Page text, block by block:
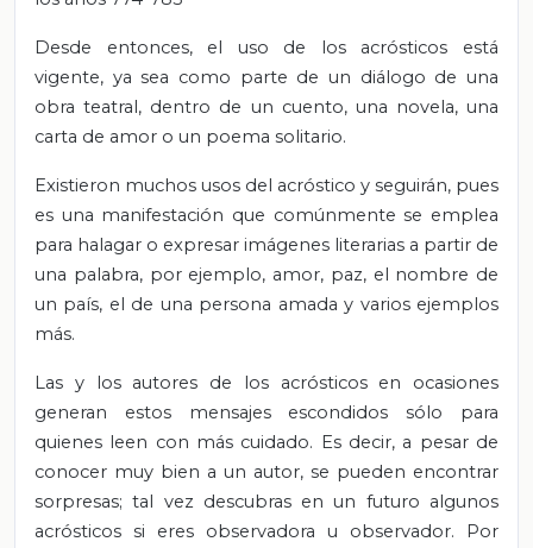
Desde entonces, el uso de los acrósticos está
vigente, ya sea como parte de un diálogo de una
obra teatral, dentro de un cuento, una novela, una
carta de amor o un poema solitario.
Existieron muchos usos del acróstico y seguirán, pues
es una manifestación que comúnmente se emplea
para halagar o expresar imágenes literarias a partir de
una palabra, por ejemplo, amor, paz, el nombre de
un país, el de una persona amada y varios ejemplos
más.
Las y los autores de los acrósticos en ocasiones
generan estos mensajes escondidos sólo para
quienes leen con más cuidado. Es decir, a pesar de
conocer muy bien a un autor, se pueden encontrar
sorpresas; tal vez descubras en un futuro algunos
acrósticos si eres observadora u observador. Por